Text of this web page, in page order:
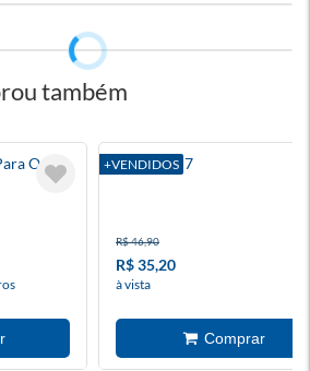
também
O
+VENDIDOS
Blue Lock 7
R$ 46,90
R$ 35,20
à vista